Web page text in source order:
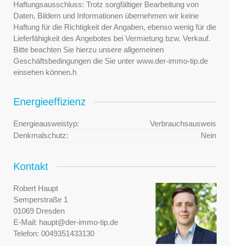
Haftungsausschluss: Trotz sorgfältiger Bearbeitung von
Daten, Bildern und Informationen übernehmen wir keine
Haftung für die Richtigkeit der Angaben, ebenso wenig für die
Lieferfähigkeit des Angebotes bei Vermietung bzw. Verkauf.
Bitte beachten Sie hierzu unsere allgemeinen
Geschäftsbedingungen die Sie unter www.der-immo-tip.de
einsehen können.h
Energieeffizienz
Energieausweistyp:
Verbrauchsausweis
Denkmalschutz:
Nein
Kontakt
Robert Haupt
Semperstraße 1
01069 Dresden
E-Mail: haupt@der-immo-tip.de
Telefon: 0049351433130